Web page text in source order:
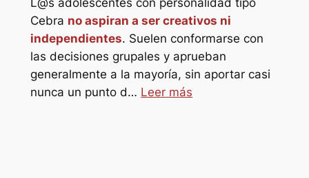
L@s adolescentes con personalidad tipo
Cebra no aspiran a ser creativos ni
independientes. Suelen conformarse con
las decisiones grupales y aprueban
generalmente a la mayoría, sin aportar casi
nunca un punto d… Leer más